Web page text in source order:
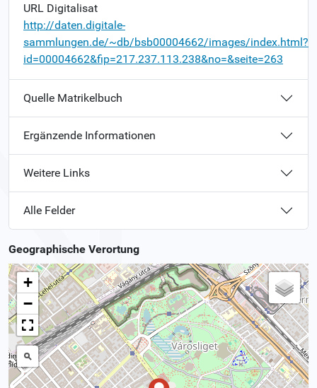
URL Digitalisat
http://daten.digitale-
sammlungen.de/~db/bsb00004662/images/index.html?
id=00004662&fip=217.237.113.238&no=&seite=263
Quelle Matrikelbuch
Ergänzende Informationen
Weitere Links
Alle Felder
Geographische Verortung
+
−